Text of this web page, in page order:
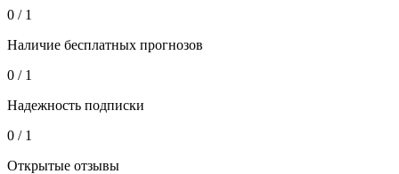
0 / 1
Наличие бесплатных прогнозов
0 / 1
Надежность подписки
0 / 1
Открытые отзывы